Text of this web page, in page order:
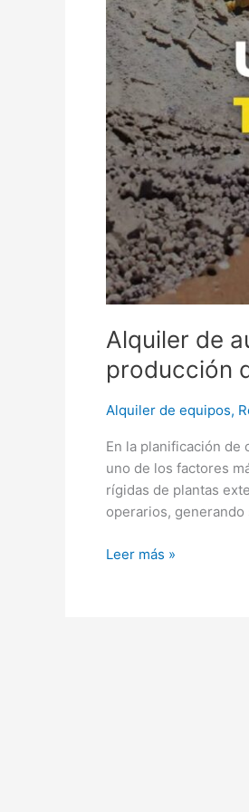
Alquiler de
producción
Alquiler de equipos,
En la planificación
uno de los factores
rígidas de plantas
operarios,
Leer más »